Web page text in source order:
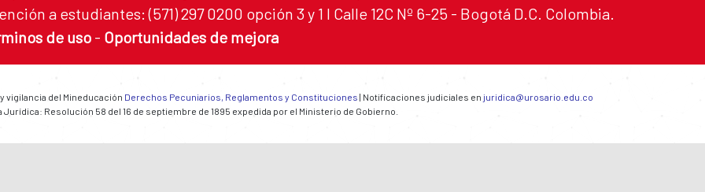
a estudiantes: (571) 297 0200 opción 3 y 1 I Calle 12C Nº 6-25 - Bogotá D.C. Colombia.
de uso - Oportunidades de mejora
vigilancia del Mineducación Derechos Pecuniarios, Reglamentos y Constituciones | Notificaciones judiciales en juridica@urosario.edu.co
Jurídica: Resolución 58 del 16 de septiembre de 1895 expedida por el Ministerio de Gobierno.